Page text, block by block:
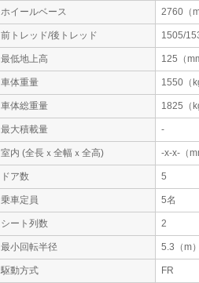
ホイールベース 2760（
前トレッド/後トレッド 1505/
最低地上高 125（
車体重量 1550（
車体総重量 1825（
最大積載量 -
室内 (全長ｘ全幅ｘ全高) -x-x-（
ドア数 5
乗車定員 5名
シート列数 2
最小回転半径 5.3（m）
駆動方式 FR